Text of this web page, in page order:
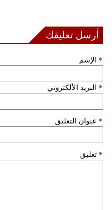
أرسل تعليقك
الإسم *
البريد الألكتروني *
عنوان التعليق *
تعليق *